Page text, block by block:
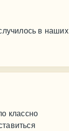
в наших
классно